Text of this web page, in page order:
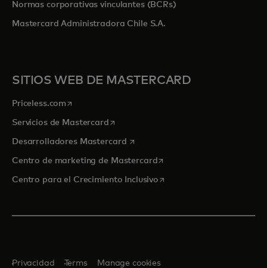
Normas corporativas vinculantes (BCRs)
Mastercard Administradora Chile S.A.
SITIOS WEB DE MASTERCARD
Priceless.com se abre en una pestaña nueva
Servicios de Mastercardse abre en una pestaña nueva
Desarrolladores Mastercard se abre en una pestaña nueva
Centro de marketing de Mastercardse abre en una pestaña
Centro para el Crecimiento Inclusivose abre en una pestaña
Privacidad Terms Manage cookies